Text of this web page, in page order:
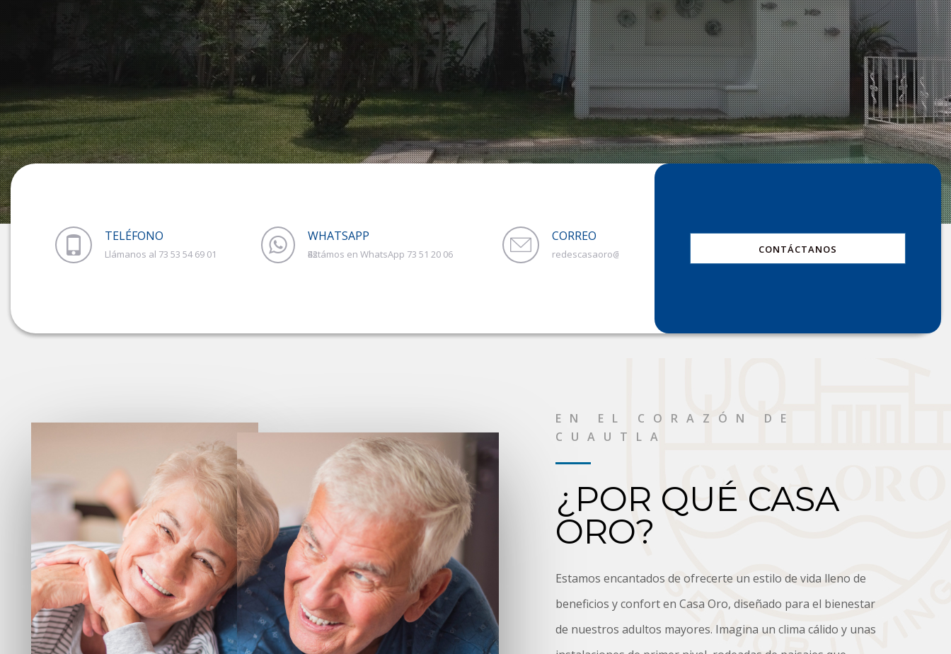
TELÉFONO
Llámanos al 73 53 54 69 01
WHATSAPP
Estámos en WhatsApp 73 51 20 06 42
CORREO
redescasaoro@gmail.com CONTÁCTANOS
EN EL CORAZÓN DE
CUAUTLA
¿POR QUÉ CASA
ORO?
Estamos encantados de ofrecerte un estilo de vida lleno de
beneficios y confort en Casa Oro, diseñado para el bienestar
de nuestros adultos mayores. Imagina un clima cálido y unas